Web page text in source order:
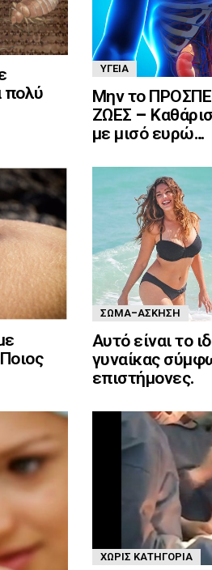
πολύ
ΥΓΕΊΑ
Μην το
ΖΩΕΣ –
με μισό ευρώ…
ΣΏΜΑ-ΆΣΚΗΣΗ
Αυτό είναι το
γυναίκας
επιστήμονες.
ΧΩΡΊΣ ΚΑΤΗΓΟΡΊΑ